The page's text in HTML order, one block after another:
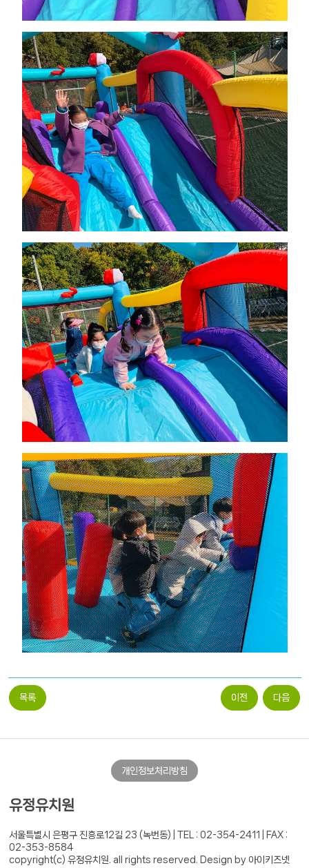
목록 이전 다음
개인정보처리방침
유정유치원
서울특별시 은평구 진흥로12길 23 (녹번동) |
TEL : 02-354-2411 | FAX :
02-353-8584
copyright(c) 유정유치원. all rights reserved.
Design by 아이키즈넷